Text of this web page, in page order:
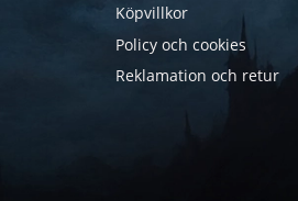
Köpvillkor
Policy och cookies
Reklamation och retur